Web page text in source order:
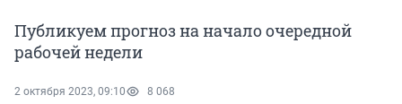
Публикуем прогноз на начало очередной
рабочей недели
2 октября 2023, 09:10 8 068